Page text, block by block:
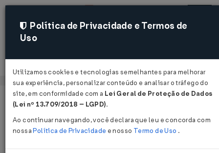
Acessar
Página Inicial Legislações
Convênio ICMS Nº 16 DE
Política de Privacidade e Termos de
Uso
Utilizamos cookies e tecnologias semelhantes para melhorar
sua experiência, personalizar conteúdo e analisar o tráfego do
site, em conformidade com a Lei Geral de Proteção de Dados
(Lei nº 13.709/2018 – LGPD).
Ao continuar navegando, você declara que leu e concorda com
nossaPolítica de Privacidade e nosso Termo de Uso .